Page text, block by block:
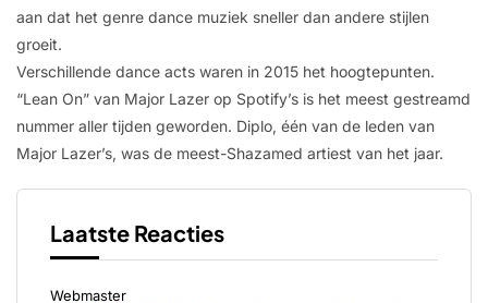
aan dat het genre dance muziek sneller dan andere stijlen
groeit.
Verschillende dance acts waren in 2015 het hoogtepunten.
“Lean On” van Major Lazer op Spotify’s is het meest gestreamd
nummer aller tijden geworden. Diplo, één van de leden van
Major Lazer’s, was de meest-Shazamed artiest van het jaar.
Laatste Reacties
Webmaster